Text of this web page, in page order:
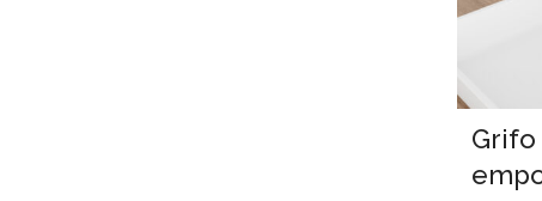
Grifo